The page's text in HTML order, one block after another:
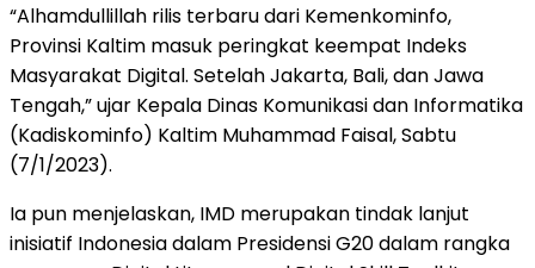
“Alhamdullillah rilis terbaru dari Kemenkominfo,
Provinsi Kaltim masuk peringkat keempat Indeks
Masyarakat Digital. Setelah Jakarta, Bali, dan Jawa
Tengah,” ujar Kepala Dinas Komunikasi dan Informatika
(Kadiskominfo) Kaltim Muhammad Faisal, Sabtu
(7/1/2023).
Ia pun menjelaskan, IMD merupakan tindak lanjut
inisiatif Indonesia dalam Presidensi G20 dalam rangka